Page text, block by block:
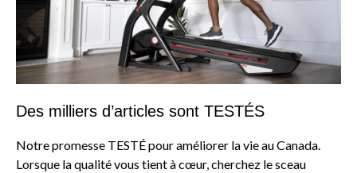
Des milliers d’articles sont TESTÉS
Notre promesse TESTÉ pour améliorer la vie au Canada.
Lorsque la qualité vous tient à cœur, cherchez le sceau